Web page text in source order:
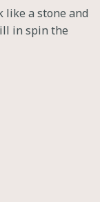
a stone and
in spin the